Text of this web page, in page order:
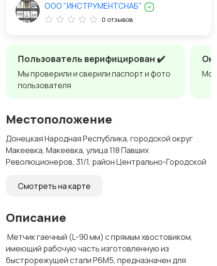
Пользователь верифицирован ✔️
Мы проверили и сверили паспорт и фото
пользователя
Местоположение
Донецкая Народная Республика, городской округ
Макеевка, Макеевка, улица 118 Павших
Революционеров, 31/1, район Центрально-Городской
Смотреть на карте
Описание
Метчик гаечный (L-90 мм) с прямым хвостовиком,
имеющий рабочую часть изготовленную из
быстрорежущей стали Р6М5, предназначен для
ООО "ИНСТРУМЕНТСНАБ"
0 отзывов